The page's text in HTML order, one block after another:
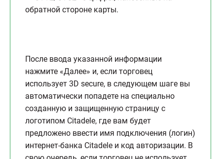
обратной стороне карты.
После ввода указанной информации
нажмите «Далее» и, если торговец
использует 3D secure, в следующем шаге вы
автоматически попадете на специально
созданную и защищенную страницу с
логотипом Citadele, где вам будет
предложено ввести имя подключения (логин)
интернет-банка Citadele и код авторизации. В